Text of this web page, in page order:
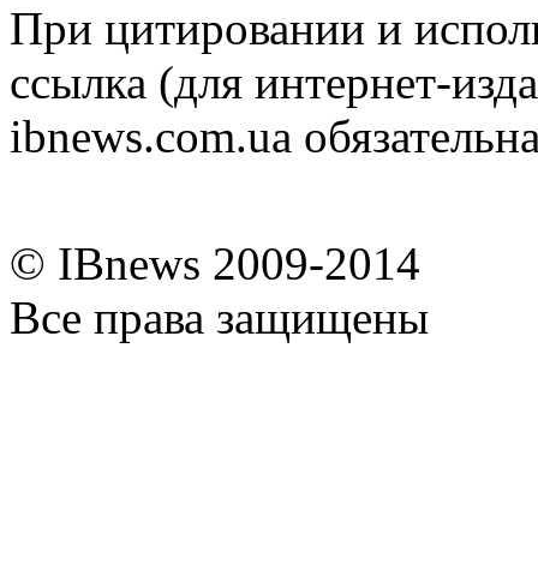
При цитировании и
ссылка (для интернет-
ibnews.com.ua
© IBnews 2009-2014
Все права защищены